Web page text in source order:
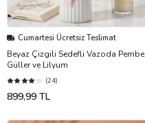
Cumartesi Ücretsiz Teslimat
Beyaz Çizgili Sedefli Vazoda Pembe
Güller ve Lilyum
(24)
899,99 TL